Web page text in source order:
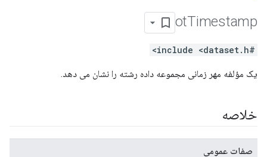
otTimestamp
#include <dataset.h>
یک مؤلفه مهر زمانی مجموعه داده رشته را نشان می دهد.
خلاصه
صفات عمومی